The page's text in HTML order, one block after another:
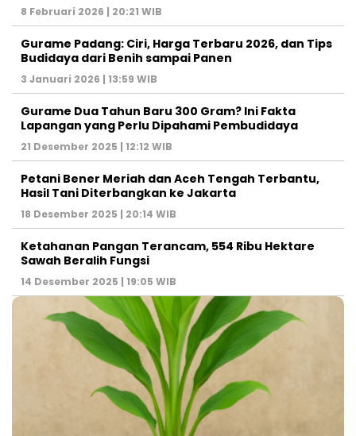
8 Februari 2026 | 20:21 WIB
Gurame Padang: Ciri, Harga Terbaru 2026, dan Tips
Budidaya dari Benih sampai Panen
3 Januari 2026 | 13:59 WIB
Gurame Dua Tahun Baru 300 Gram? Ini Fakta
Lapangan yang Perlu Dipahami Pembudidaya
21 Desember 2025 | 12:12 WIB
Petani Bener Meriah dan Aceh Tengah Terbantu,
Hasil Tani Diterbangkan ke Jakarta
18 Desember 2025 | 20:14 WIB
Ketahanan Pangan Terancam, 554 Ribu Hektare
Sawah Beralih Fungsi
14 Desember 2025 | 19:05 WIB